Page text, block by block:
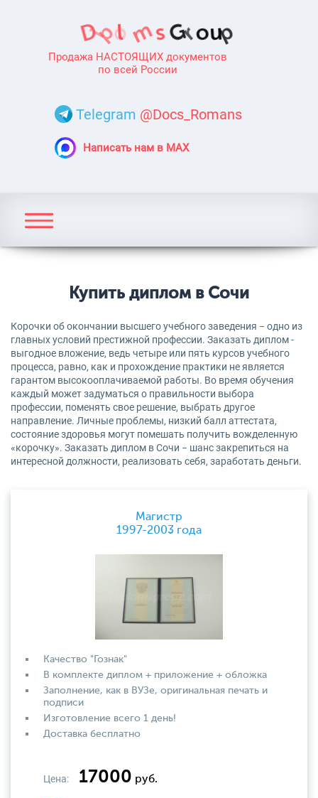
Продажа НАСТОЯЩИХ документов
по всей России
Telegram @Docs_Romans
Написать нам в MAX
Купить диплом в Сочи
Корочки об окончании высшего учебного заведения − одно из
главных условий престижной профессии. Заказать диплом -
выгодное вложение, ведь четыре или пять курсов учебного
процесса, равно, как и прохождение практики не является
гарантом высокооплачиваемой работы. Во время обучения
каждый может задуматься о правильности выбора
профессии, поменять свое решение, выбрать другое
направление. Личные проблемы, низкий балл аттестата,
состояние здоровья могут помешать получить вожделенную
«корочку». Заказать диплом в Сочи − шанс закрепиться на
интересной должности, реализовать себя, заработать деньги.
Магистр
1997-2003 года
Качество "Гознак"
В комплекте диплом + приложение + обложка
Заполнение, как в ВУЗе, оригинальная печать и
подписи
Изготовление всего 1 день!
Доставка бесплатно
Цена: 17000 руб.